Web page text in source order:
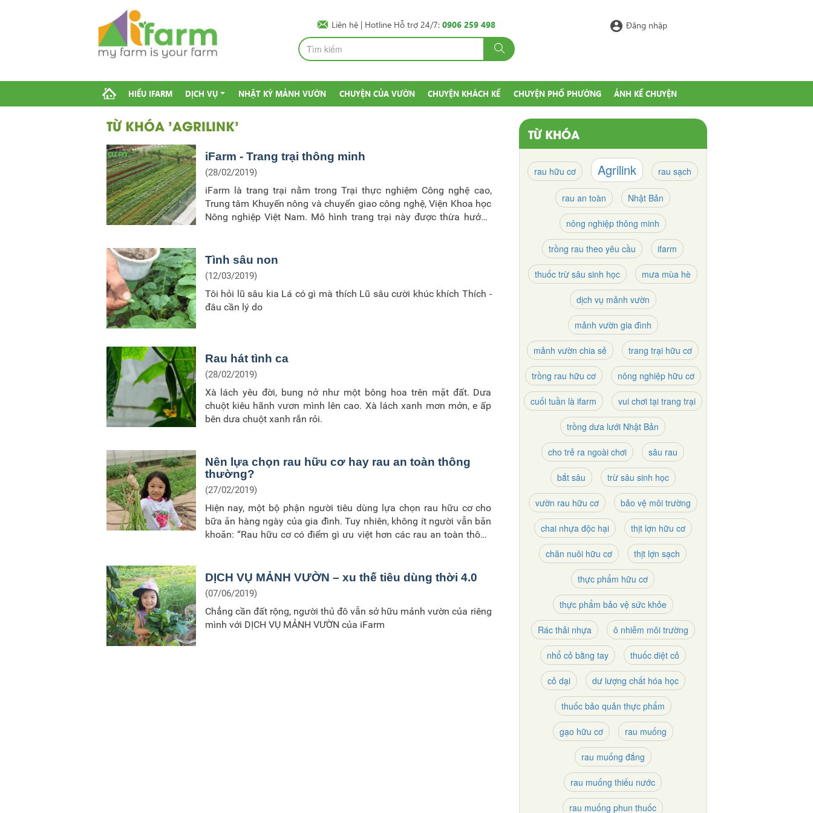
Liên hệ | Hotline Hỗ trợ 24/7:0906 259 498 account_circle Đăng nhập
HIỂU IFARM DỊCH VỤ NHẬT KÝ MẢNH VƯỜN CHUYỆN CỦA VƯỜN CHUYỆN KHÁCH KỂ CHUYỆN PHỐ PHƯỜNG ẢNH KỂ CHUYỆN
TỪ KHÓA 'AGRILINK'
iFarm - Trang trại thông minh
(28/02/2019)
iFarm là trang trại nằm trong Trại thực nghiệm Công nghệ cao,
Trung tâm Khuyến nông và chuyển giao công nghệ, Viện Khoa học
Nông nghiệp Việt Nam. Mô hình trang trại này được thừa hưởng
Tình sâu non
(12/03/2019)
Tôi hỏi lũ sâu kia Lá có gì mà thích Lũ sâu cười khúc khích Thích -
đâu cần lý do
Rau hát tình ca
(28/02/2019)
Xà lách yêu đời, bung nở như một bông hoa trên mặt đất. Dưa
chuột kiêu hãnh vươn mình lên cao. Xà lách xanh mơn mởn, e ấp
bên dưa chuột xanh rắn rỏi.
Nên lựa chọn rau hữu cơ hay rau an toàn thông
thường?
(27/02/2019)
Hiện nay, một bộ phận người tiêu dùng lựa chọn rau hữu cơ cho
bữa ăn hàng ngày của gia đình. Tuy nhiên, không ít người vẫn băn
khoăn: “Rau hữu cơ có điểm gì ưu việt hơn các rau an toàn thông
DỊCH VỤ MẢNH VƯỜN – xu thế tiêu dùng thời 4.0
(07/06/2019)
Chẳng cần đất rộng, người thủ đô vẫn sở hữu mảnh vườn của riêng
mình với DỊCH VỤ MẢNH VƯỜN của iFarm
TỪ KHÓA
rau hữu cơ Agrilink rau sạch
rau an toàn Nhật Bản
nông nghiệp thông minh
trồng rau theo yêu cầu ifarm
thuốc trừ sâu sinh học mưa mùa hè
dịch vụ mảnh vườn
mảnh vườn gia đình
mảnh vườn chia sẻ trang trại hữu cơ
trồng rau hữu cơ nông nghiệp hữu cơ
cuối tuần là ifarm vui chơi tại trang trại
trồng dưa lưới Nhật Bản
cho trẻ ra ngoài chơi sâu rau
bắt sâu trừ sâu sinh học
vườn rau hữu cơ bảo vệ môi trường
chai nhựa độc hại thịt lợn hữu cơ
chăn nuôi hữu cơ thịt lợn sạch
thực phẩm hữu cơ
thực phẩm bảo vệ sức khỏe
Rác thải nhựa ô nhiễm môi trường
nhổ cỏ bằng tay thuốc diệt cỏ
cỏ dại dư lượng chất hóa học
thuốc bảo quản thực phẩm
gạo hữu cơ rau muống
rau muống đắng
rau muống thiếu nước
rau muống phun thuốc